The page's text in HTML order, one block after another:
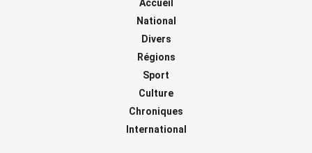
Accueil
National
Divers
Régions
Sport
Culture
Chroniques
International